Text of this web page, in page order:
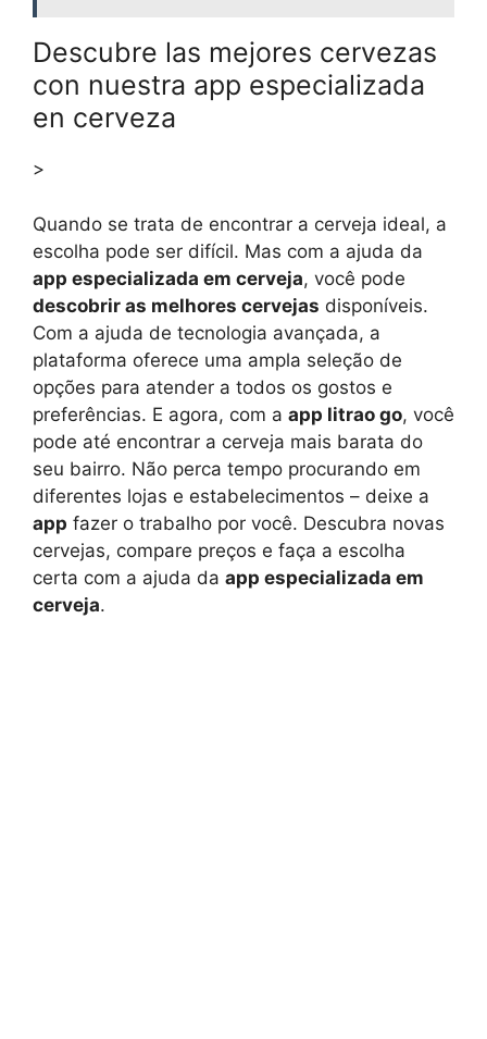
Descubre las mejores cervezas
con nuestra app especializada
en cerveza
>
Quando se trata de encontrar a cerveja ideal, a
escolha pode ser difícil. Mas com a ajuda da
app especializada em cerveja, você pode
descobrir as melhores cervejas disponíveis.
Com a ajuda de tecnologia avançada, a
plataforma oferece uma ampla seleção de
opções para atender a todos os gostos e
preferências. E agora, com a app litrao go, você
pode até encontrar a cerveja mais barata do
seu bairro. Não perca tempo procurando em
diferentes lojas e estabelecimentos – deixe a
app fazer o trabalho por você. Descubra novas
cervejas, compare preços e faça a escolha
certa com a ajuda da app especializada em
cerveja.